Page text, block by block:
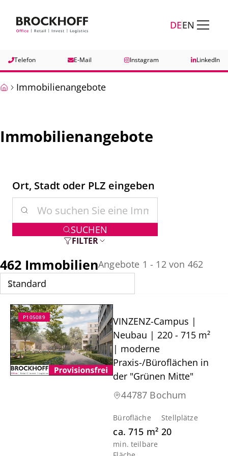
Zum Fuß springen
DEEN
Telefon E-Mail Instagram LinkedIn
Immobilienangebote
Immobilienangebote
Ort, Stadt oder PLZ eingeben
SUCHEN
FILTER
462 ImmobilienAngebote 1 - 12 von 462
P105089
VINZENZ-Campus |
Neubau | 220 - 715 m²
| moderne
Praxis-/Büroflächen in
der "Grünen Mitte"
44787 Bochum
Bürofläche
ca. 715 m²
Stellplätze
20
min. teilbare